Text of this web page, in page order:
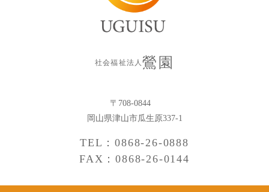
社会福祉法人鶯園
〒708-0844
岡山県津山市瓜生原337-1
TEL：0868-26-0888
FAX：0868-26-0144